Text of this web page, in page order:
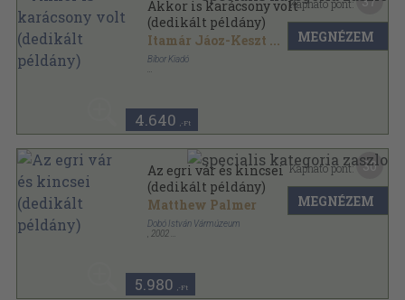
Akkor is karácsony volt
(dedikált példány)
Itamár Jáoz-Keszt ...
Bíbor Kiadó
4.640 ,-Ft
Kapható pont:
MEGNÉZEM
Az egri vár és kincsei
(dedikált példány)
Matthew Palmer
Dobó István Vármúzeum
2002
5.980 ,-Ft
Kapható pont: 30
MEGNÉZEM